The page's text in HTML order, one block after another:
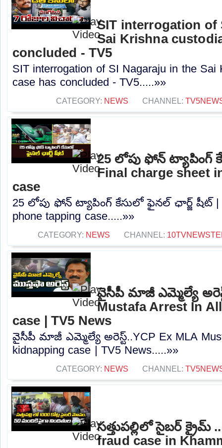
SIT interrogation of
Sai Krishna
concluded - TV5
SIT interrogation of SI Nagaraju in the Sai
case has concluded - TV5.....»»
CATEGORY: NEWS CHANNEL:
25 లోపు ఫోన్ ట్యాపింగ్
Final charge sheet
case
25 లోపు ఫోన్ ట్యాపింగ్ కేసులో ఫైనల్ ఛార్జ్ షీట్ |
phone tapping case.....»»
CATEGORY: NEWS CHANNEL:
వైసీపీ మాజీ ఎమ్మెల్యే
Mustafa Arrest In
case | TV5 News
వైసీపీ మాజీ ఎమ్మెల్యే అరెస్ట్..YCP Ex MLA
kidnapping case | TV5 News.....»»
CATEGORY: NEWS CHANNEL:
సత్తుపల్లిలో సైబర్ క్రైమ్
fraud case in